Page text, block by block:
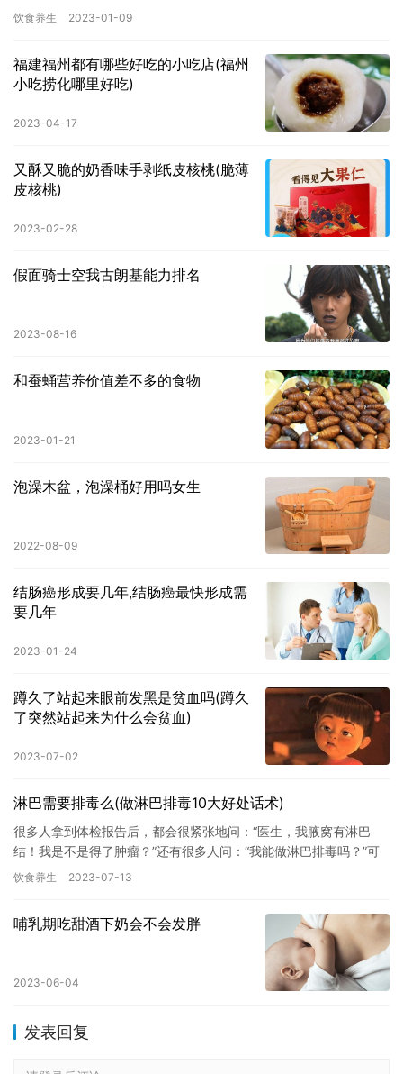
肉，从选肉、吃肉再到存肉，每一点都很重要。 先说说下边这4种…
饮食养生 2023-01-09
福建福州都有哪些好吃的小吃店(福州
小吃捞化哪里好吃)
2023-04-17
又酥又脆的奶香味手剥纸皮核桃(脆薄
皮核桃)
2023-02-28
假面骑士空我古朗基能力排名
2023-08-16
和蚕蛹营养价值差不多的食物
2023-01-21
泡澡木盆，泡澡桶好用吗女生
2022-08-09
结肠癌形成要几年,结肠癌最快形成需
要几年
2023-01-24
蹲久了站起来眼前发黑是贫血吗(蹲久
了突然站起来为什么会贫血)
2023-07-02
淋巴需要排毒么(做淋巴排毒10大好处话术)
很多人拿到体检报告后，都会很紧张地问：“医生，我腋窝有淋巴
结！我是不是得了肿瘤？”还有很多人问：“我能做淋巴排毒吗？”可
见大多数人对淋巴结的认识有很多误区。 淋巴结=肿瘤？ 广州中…
饮食养生 2023-07-13
哺乳期吃甜酒下奶会不会发胖
2023-06-04
发表回复